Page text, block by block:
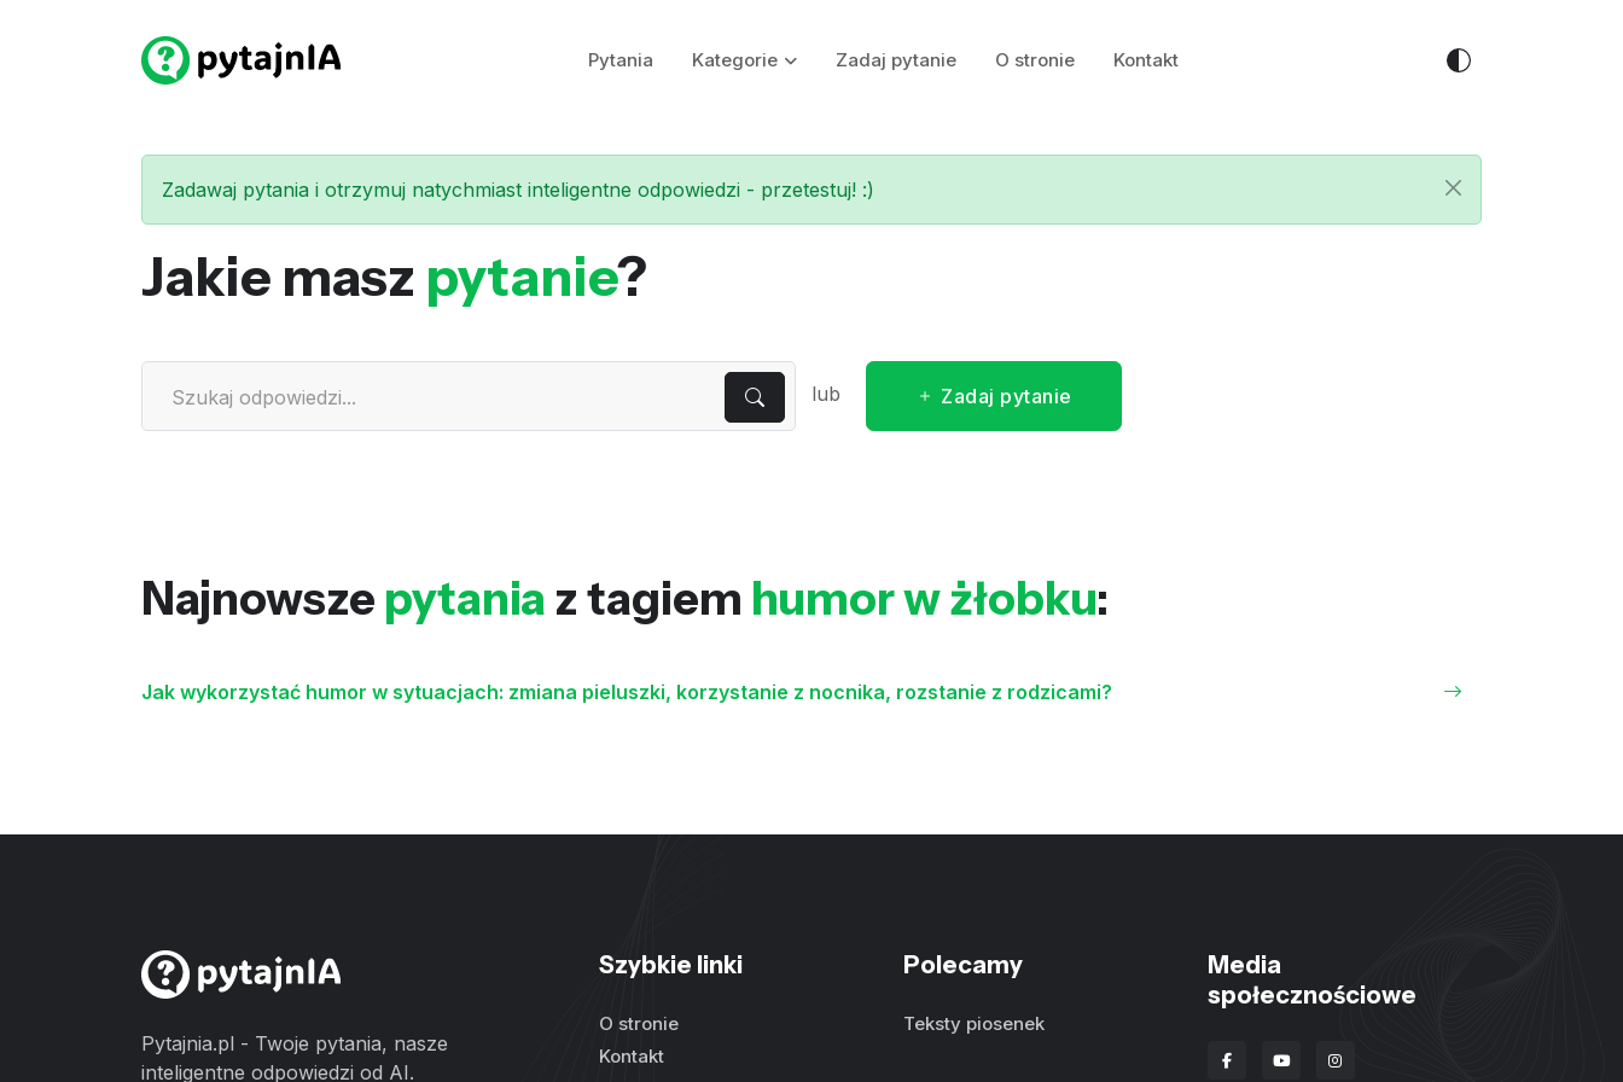
Pytania Kategorie Zadaj pytanie O stronie Kontakt
Zadawaj pytania i otrzymuj natychmiast inteligentne odpowiedzi - przetestuj! :)
Jakie masz pytanie?
lub Zadaj pytanie
Najnowsze pytania z tagiem humor w żłobku:
Jak wykorzystać humor w sytuacjach: zmiana pieluszki, korzystanie z nocnika, rozstanie z rodzicami?
Pytajnia.pl - Twoje pytania, nasze
inteligentne odpowiedzi od AI.
Szybkie linki
O stronie
Kontakt
Polecamy
Teksty piosenek
Media
społecznościowe